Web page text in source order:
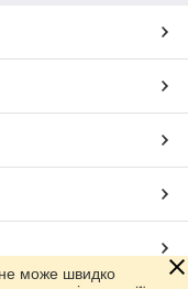
може швидко